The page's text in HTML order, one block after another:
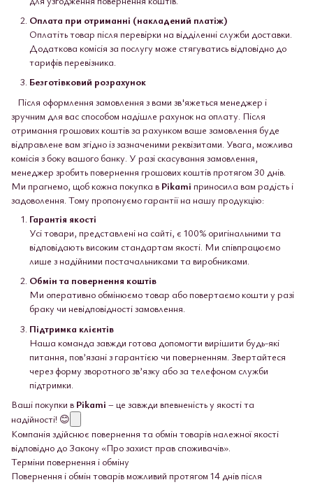
Оплата при отриманні (накладений платіж)
Оплатіть товар після перевірки на відділенні служби доставки.
Додаткова комісія за послугу може стягуватись відповідно до
тарифів перевізника.
Безготівковий розрахунок
Після оформлення замовлення з вами зв'яжеться менеджер і
зручним для вас способом надішле рахунок на оплату. Після
отримання грошових коштів за рахунком ваше замовлення буде
відправлене вам згідно із зазначеними реквізитами. Увага, можлива
комісія з боку вашого банку. У разі скасування замовлення,
менеджер зробить повернення грошових коштів протягом 30 днів.
Ми прагнемо, щоб кожна покупка в Pikami приносила вам радість і
задоволення. Тому пропонуємо гарантії на нашу продукцію:
Гарантія якості
Усі товари, представлені на сайті, є 100% оригінальними та
відповідають високим стандартам якості. Ми співпрацюємо
лише з надійними постачальниками та виробниками.
Обмін та повернення коштів
Ми оперативно обмінюємо товар або повертаємо кошти у разі
браку чи невідповідності замовлення.
Підтримка клієнтів
Наша команда завжди готова допомогти вирішити будь-які
питання, пов’язані з гарантією чи поверненням. Звертайтеся
через форму зворотного зв’язку або за телефоном служби
підтримки.
Ваші покупки в Pikami – це завжди впевненість у якості та
надійності! 😊
Компанія здійснює повернення та обмін товарів належної якості
відповідно до Закону «Про захист прав споживачів».
Терміни повернення і обміну
Повернення і обмін товарів можливий протягом 14 днів після